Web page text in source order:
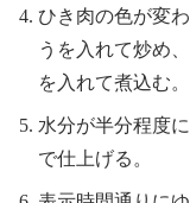
ひき肉の色が変
うを入れて炒め
を入れて煮込む。
水分が半分程度
で仕上げる。